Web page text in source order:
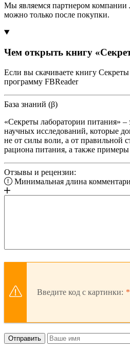
Мы являемся партнером компании
можно только после покупки.
Чем открыть книгу
Если вы скачиваете книгу
программу FBReader
База знаний (β)
«Секреты лаборатории питания»
научных исследований, которые
не от силы воли, а от правильной
рациона питания, а также примеры
Отзывы и рецензии:
Минимальная длина
Введите код с картинки:
Отправить